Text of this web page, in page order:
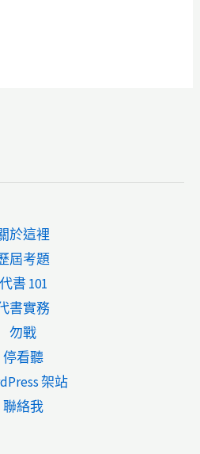
於這裡
屆考題
代書 101
書實務
勿戰
停看聽
架站
聯絡我